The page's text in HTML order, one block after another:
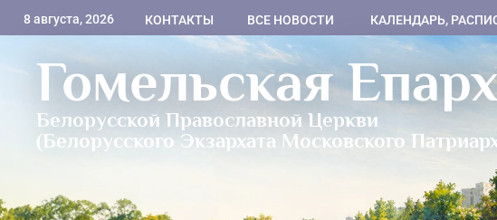
8 августа, 2026 КОНТАКТЫ ВСЕ НОВОСТИ КАЛЕНДАРЬ,
Гомельская
Белорусской Православной Церкви
(Белорусского Экзархата Московского